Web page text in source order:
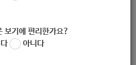
보기에 편리한가요?
아니다
재난지원금 대상자 선정기준 안내